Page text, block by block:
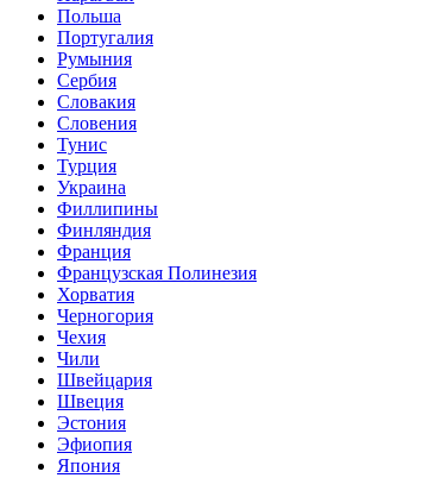
Польша
Португалия
Румыния
Сербия
Словакия
Словения
Тунис
Турция
Украина
Филлипины
Финляндия
Франция
Французская Полинезия
Хорватия
Черногория
Чехия
Чили
Швейцария
Швеция
Эстония
Эфиопия
Япония